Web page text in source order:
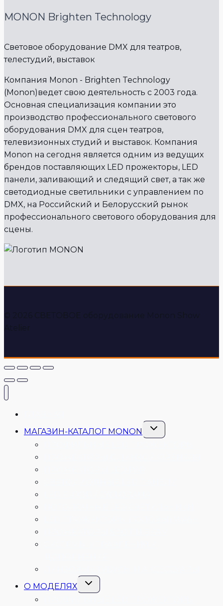
MONON Brighten Technology
Световое оборудование DMX для театров,
телестудий, выставок
Компания Monon - Brighten Technology
(Monon)ведет свою деятельность с 2003 года.
Основная специализация компании это
производство профессионального светового
оборудования DMX для сцен театров,
телевизионных студий и выставок. Компания
Monon на сегодня является одним из ведущих
брендов поставляющих LED прожекторы, LED
панели, заливающий и следящий свет, а так же
светодиодные светильники с управлением по
DMX, на Российский и Белорусский рынок
профессионального светового оборудования для
сцены.
МАГАЗИН-КАТАЛОГ MONON
Переключить
дочернее
О МОДЕЛЯХ
Переключить
дочернее